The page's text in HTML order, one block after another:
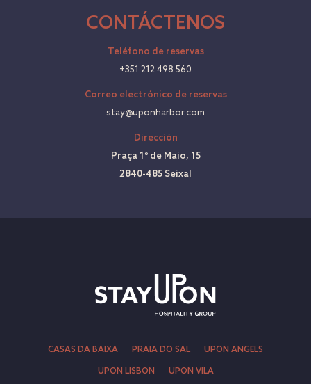
CONTÁCTENOS
Teléfono de reservas
+351 212 498 560
Correo electrónico de reservas
stay@uponharbor.com
Dirección
Praça 1º de Maio, 15
2840-485 Seixal
CASAS DA BAIXA PRAIA DO SAL UPON ANGELS
UPON LISBON UPON VILA